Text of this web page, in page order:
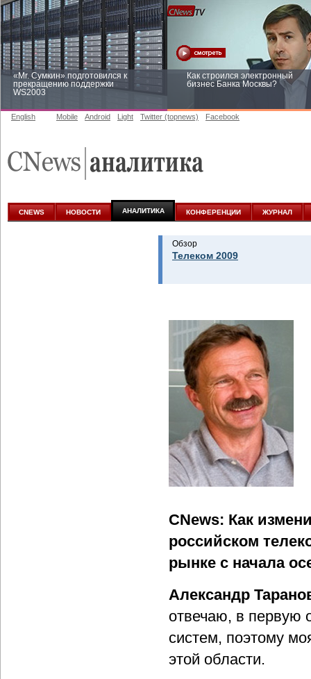
«Mr. Сумкин» подготовился к
прекращению поддержки
WS2003
Как строился электронный
бизнес Банка Москвы?
аналитике
English Mobile Android Light Twitter (topnews) Facebook
CNEWS НОВОСТИ АНАЛИТИКА КОНФЕРЕНЦИИ ЖУРНАЛ
Обзор
Телеком 2009
CNews: Как
российском
рынке с начала
Александр
отвечаю, в первую
систем, поэтому
этой области.